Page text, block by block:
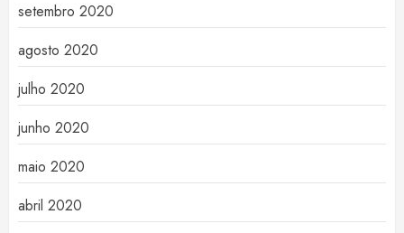
setembro 2020
agosto 2020
julho 2020
junho 2020
maio 2020
abril 2020